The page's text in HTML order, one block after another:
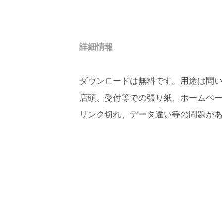
詳細情報
ダウンロードは無料です。用途は問
店頭、受付等での張り紙、ホームペ
リンク切れ、データ違い等の問題が